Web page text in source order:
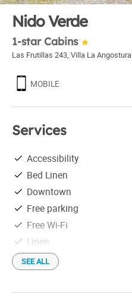
Nido Verde
1-star Cabins
Las Frutillas 243, Villa La Angostura
MOBILE
Services
Accessibility
Bed Linen
Downtown
Free parking
Free Wi-Fi
Linen
Netflix
Pets allowed
Radiator heating
SEE ALL